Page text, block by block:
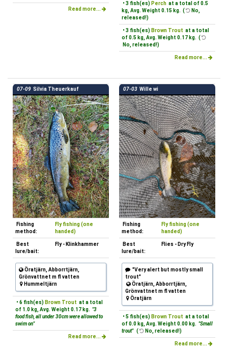
Read more...
• 3 fish(es) Perch at a total of 0.5
kg, Avg. Weight 0.15 kg. (
No,
released!)
• 3 fish(es) Brown Trout at a total
of 0.5 kg, Avg. Weight 0.17 kg. (
No, released!)
Read more...
07-09 Silvia Theuerkauf
Fishing
method:
Fly fishing (one
handed)
Best
lure/bait:
Fly - Klinkhammer
Öratjärn, Abborrtjärn,
Grönvattnet m fl vatten
Hummeltjärn
• 6 fish(es) Brown Trout at a total
of 1.0 kg, Avg. Weight 0.17 kg. "3
food fish, all under 30cm were allowed to
swim on"
Read more...
07-03 Wille wi
Fishing
method:
Fly fishing (one
handed)
Best
lure/bait:
Flies - Dry Fly
"Very alert but mostly small
trout"
Öratjärn, Abborrtjärn,
Grönvattnet m fl vatten
Öratjärn
• 5 fish(es) Brown Trout at a total
of 0.0 kg, Avg. Weight 0.00 kg. "Small
trout" ( No, released!)
Read more...